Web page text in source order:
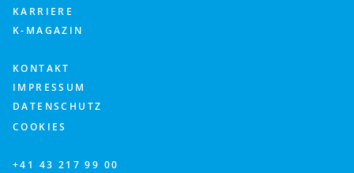
KARRIERE
K-MAGAZIN
KONTAKT
IMPRESSUM
DATENSCHUTZ
COOKIES
+41 43 217 99 00